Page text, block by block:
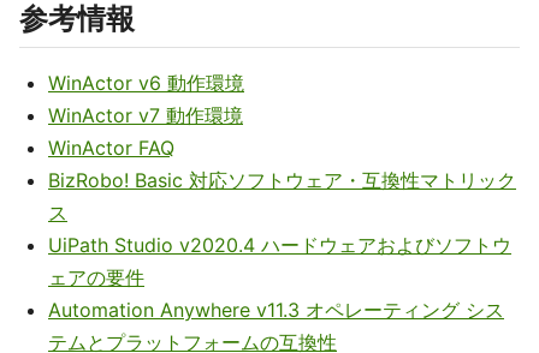
参考情報
WinActor v6 動作環境
WinActor v7 動作環境
WinActor FAQ
BizRobo! Basic 対応ソフトウェア・互換性マトリック
ス
UiPath Studio v2020.4 ハードウェアおよびソフトウ
ェアの要件
Automation Anywhere v11.3 オペレーティング シス
テムとプラットフォームの互換性